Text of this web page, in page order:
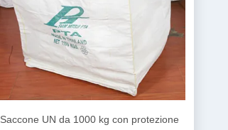
Saccone UN da 1000 kg con protezione